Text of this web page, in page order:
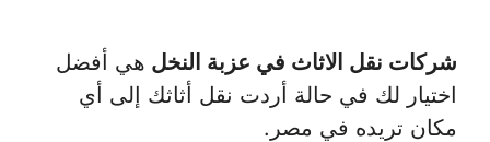
شركات نقل الاثاث في عزبة النخل هي أفضل
اختيار لك في حالة أردت نقل أثاثك إلى أي
مكان تريده في مصر.